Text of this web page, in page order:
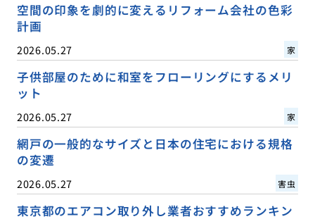
空間の印象を劇的に変えるリフォーム会社の色彩
計画
2026.05.27 家
子供部屋のために和室をフローリングにするメリ
ット
2026.05.27 家
網戸の一般的なサイズと日本の住宅における規格
の変遷
2026.05.27 害虫
東京都のエアコン取り外し業者おすすめランキン